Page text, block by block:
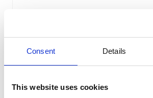
Consent Details
This website uses cookies
versie waarop elke fiche